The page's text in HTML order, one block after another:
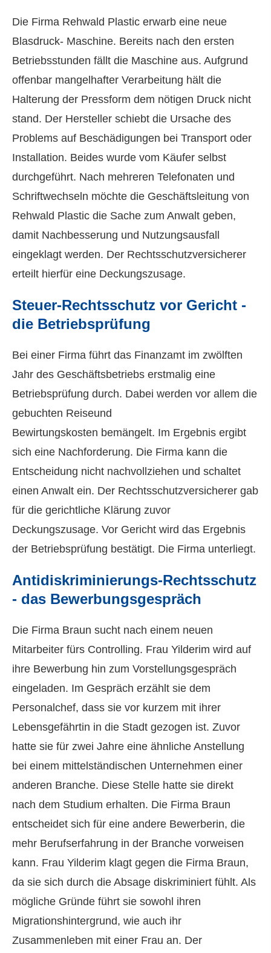
Die Firma Rehwald Plastic erwarb eine neue
Blasdruck- Maschine. Bereits nach den ersten
Betriebsstunden fällt die Maschine aus. Aufgrund
offenbar mangelhafter Verarbeitung hält die
Halterung der Pressform dem nötigen Druck nicht
stand. Der Hersteller schiebt die Ursache des
Problems auf Beschädigungen bei Transport oder
Installation. Beides wurde vom Käufer selbst
durchgeführt. Nach mehreren Telefonaten und
Schriftwechseln möchte die Geschäftsleitung von
Rehwald Plastic die Sache zum Anwalt geben,
damit Nachbesserung und Nutzungsausfall
eingeklagt werden. Der Rechtsschutzversicherer
erteilt hierfür eine Deckungszusage.
Steuer-Rechtsschutz vor Gericht -
die Betriebsprüfung
Bei einer Firma führt das Finanzamt im zwölften
Jahr des Geschäftsbetriebs erstmalig eine
Betriebsprüfung durch. Dabei werden vor allem die
gebuchten Reiseund
Bewirtungskosten bemängelt. Im Ergebnis ergibt
sich eine Nachforderung. Die Firma kann die
Entscheidung nicht nachvollziehen und schaltet
einen Anwalt ein. Der Rechtsschutzversicherer gab
für die gerichtliche Klärung zuvor
Deckungszusage. Vor Gericht wird das Ergebnis
der Betriebsprüfung bestätigt. Die Firma unterliegt.
Antidiskriminierungs-Rechtsschutz
- das Bewerbungsgespräch
Die Firma Braun sucht nach einem neuen
Mitarbeiter fürs Controlling. Frau Yilderim wird auf
ihre Bewerbung hin zum Vorstellungsgespräch
eingeladen. Im Gespräch erzählt sie dem
Personalchef, dass sie vor kurzem mit ihrer
Lebensgefährtin in die Stadt gezogen ist. Zuvor
hatte sie für zwei Jahre eine ähnliche Anstellung
bei einem mittelständischen Unternehmen einer
anderen Branche. Diese Stelle hatte sie direkt
nach dem Studium erhalten. Die Firma Braun
entscheidet sich für eine andere Bewerberin, die
mehr Berufserfahrung in der Branche vorweisen
kann. Frau Yilderim klagt gegen die Firma Braun,
da sie sich durch die Absage diskriminiert fühlt. Als
mögliche Gründe führt sie sowohl ihren
Migrationshintergrund, wie auch ihr
Zusammenleben mit einer Frau an. Der